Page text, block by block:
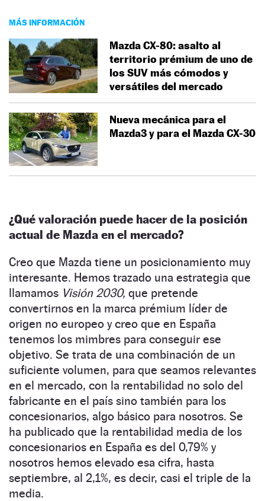
MÁS INFORMACIÓN
Mazda CX-80: asalto al
territorio prémium de uno de
los SUV más cómodos y
versátiles del mercado
Nueva mecánica para el
Mazda3 y para el Mazda CX-30
¿Qué valoración puede hacer de la posición
actual de Mazda en el mercado?
Creo que Mazda tiene un posicionamiento muy
interesante. Hemos trazado una estrategia que
llamamos Visión 2030, que pretende
convertirnos en la marca prémium líder de
origen no europeo y creo que en España
tenemos los mimbres para conseguir ese
objetivo. Se trata de una combinación de un
suficiente volumen, para que seamos relevantes
en el mercado, con la rentabilidad no solo del
fabricante en el país sino también para los
concesionarios, algo básico para nosotros. Se
ha publicado que la rentabilidad media de los
concesionarios en España es del 0,79% y
nosotros hemos elevado esa cifra, hasta
septiembre, al 2,1%, es decir, casi el triple de la
media.